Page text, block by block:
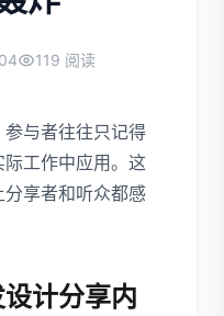
119 阅读
与者往往只记得
工作中应用。这
享者和听众都感
计分享内